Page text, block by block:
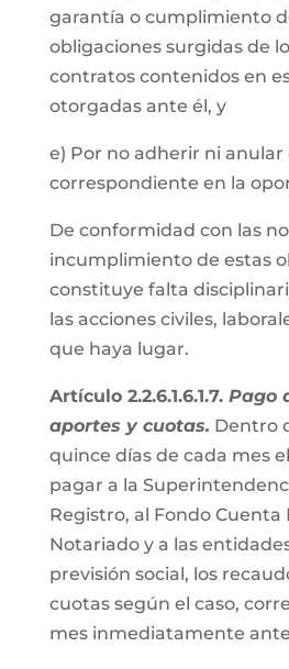
garantía o cumplimiento
obligaciones surgidas de
contratos contenidos en
otorgadas ante él, y
e) Por no adherir ni
correspondiente en la
De conformidad con las
incumplimiento de estas
constituye falta
las acciones civiles,
que haya lugar.
Artículo 2.2.6.1.6.1.7. Pago
aportes y cuotas. Dentro
quince días de cada mes
pagar a la
Registro, al Fondo Cuenta
Notariado y a las
previsión social, los
cuotas según el caso,
mes inmediatamente